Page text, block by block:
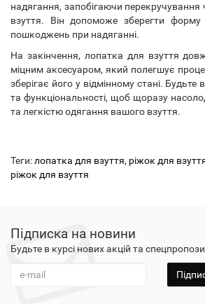
надягання, запобігаючи
взуття. Він допоможе зберегти форму
пошкоджень при надяганні.
На закінчення, лопатка для взуття
міцним аксесуаром, який полегшує
зберігає його у відмінному стані. Будьте
та функціональності, щоб щоразу
та легкістю одягання вашого взуття.
Теги:лопатка для взуття, ріжок для
ріжок для взуття
Підписка на новини
Будьте в курсі нових акцій та